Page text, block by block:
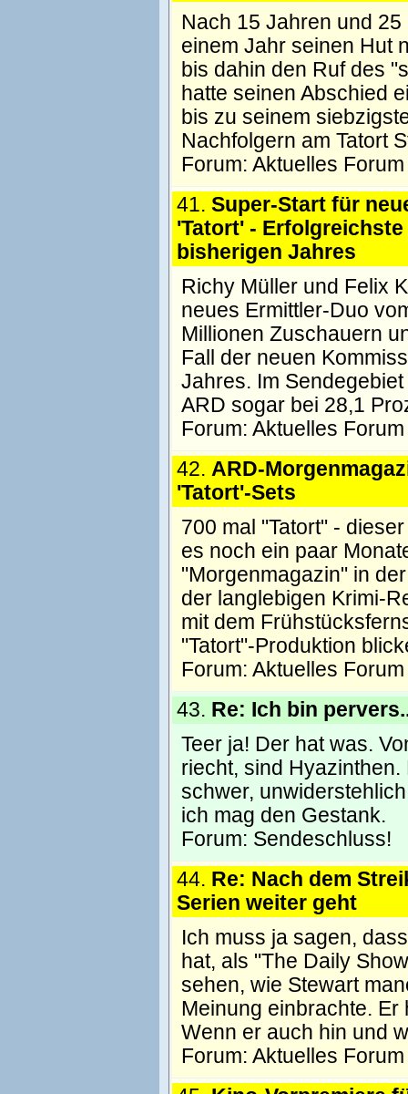
Nach 15 Jahren und
einem Jahr seinen Hut
bis dahin den Ruf des
hatte seinen Abschied
bis zu seinem
Nachfolgern am Tatort
Forum: Aktuelles Forum
41. Super-Start für
'Tatort' -
bisherigen Jahres
Richy Müller und Felix
neues Ermittler-Duo
Millionen Zuschauern
Fall der neuen
Jahres. Im
ARD sogar bei 28,1
Forum: Aktuelles Forum
42. ARD-
'Tatort'-Sets
700 mal "Tatort" -
es noch ein paar
"Morgenmagazin" in
der langlebigen Krimi-
mit dem
"Tatort"-Produktion
Forum: Aktuelles Forum
43. Re: Ich bin
Teer ja! Der hat was.
riecht, sind
schwer,
ich mag den Gestank.
Forum: Sendeschluss!
44. Re: Nach dem
Serien weiter geht
Ich muss ja sagen,
hat, als "The Daily
sehen, wie Stewart
Meinung einbrachte. Er
Wenn er auch hin und
Forum: Aktuelles Forum